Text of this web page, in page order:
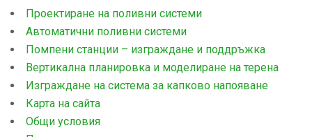
Проектиране на поливни системи
Автоматични поливни системи
Помпени станции – изграждане и поддръжка
Вертикална планировка и моделиране на терена
Изграждане на система за капково напояване
Карта на сайта
Общи условия